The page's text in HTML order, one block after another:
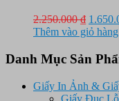
2.250.000₫ Giá
gốc
Thêm vào giỏ hàng
Danh Mục Sản
Giấy In Ảnh &
Giấy Đục